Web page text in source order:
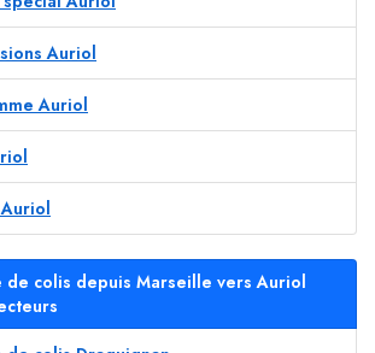
Auriol
Auriol
de colis depuis Marseille vers Auriol